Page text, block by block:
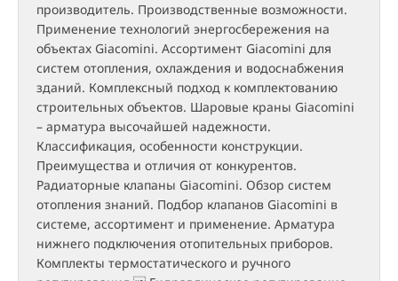
производитель. Производственные возможности.
Применение технологий энергосбережения на
объектах Giacomini. Ассортимент Giacomini для
систем отопления, охлаждения и водоснабжения
зданий. Комплексный подход к комплектованию
строительных объектов. Шаровые краны Giacomini
– арматура высочайшей надежности.
Классификация, особенности конструкции.
Преимущества и отличия от конкурентов.
Радиаторные клапаны Giacomini. Обзор систем
отопления знаний. Подбор клапанов Giacomini в
системе, ассортимент и применение. Арматура
нижнего подключения отопительных приборов.
Комплекты термостатического и ручного